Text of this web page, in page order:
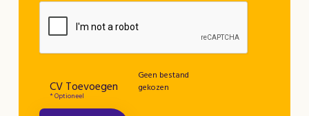
CV Toevoegen
Geen bestand
gekozen
* Optioneel